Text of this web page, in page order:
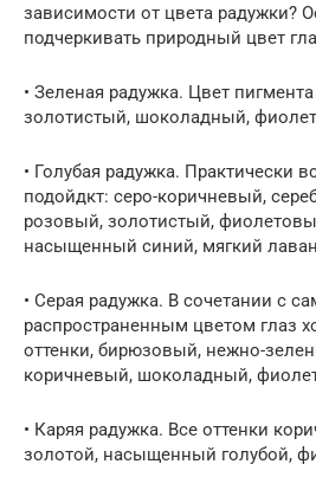
зависимости от цвета радужки?
подчеркивать природный цвет
• Зеленая радужка. Цвет
золотистый, шоколадный,
• Голубая радужка. Практически
подойдкт: серо-коричневый,
розовый, золотистый,
насыщенный синий, мягкий
• Серая радужка. В сочетании с
распространенным цветом глаз
оттенки, бирюзовый, нежно-
коричневый, шоколадный,
• Каряя радужка. Все оттенки
золотой, насыщенный голубой,